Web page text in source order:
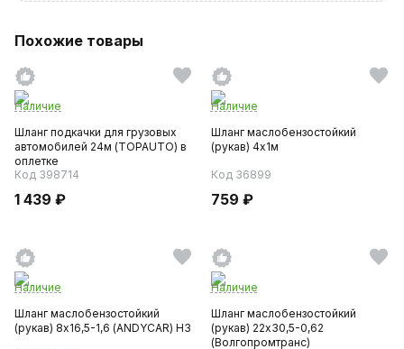
Похожие товары
Наличие
Шланг подкачки для грузовых
автомобилей 24м (TOPAUTO) в
оплетке
Код 398714
1 439 ₽
Наличие
Шланг маслобензостойкий
(рукав) 4х1м
Код 36899
759 ₽
Наличие
Шланг маслобензостойкий
(рукав) 8х16,5-1,6 (ANDYCAR) H3
Наличие
Шланг маслобензостойкий
(рукав) 22х30,5-0,62
(Волгопромтранс)